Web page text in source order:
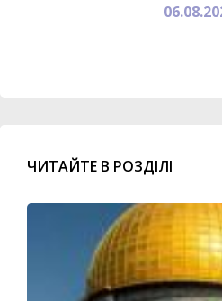
ЧИТАЙТЕ В РОЗДІЛІ